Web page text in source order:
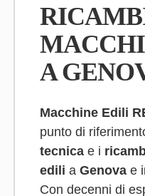
A
Macchine Edili
punto di
tecnicae i
edili a Genovae
Con decenni di